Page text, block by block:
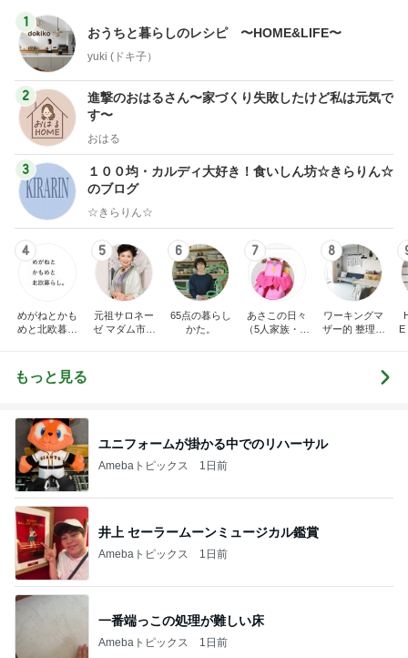
1
おうちと暮らしのレシピ 〜HOME&LIFE〜
yuki (ドキ子）
2
進撃のおはるさん〜家づくり失敗したけど私は元気で
す〜
おはる
3
１００均・カルディ大好き！食いしん坊☆きらりん☆
のブログ
☆きらりん☆
4
めがねとかも
めと北欧暮ら
5
元祖サロネー
ゼ マダム市川
6
65点の暮らし
かた。
7
あさこの日々
（5人家族・投
8
ワーキングマ
ザー的 整理収
E
もっと見る
ユニフォームが掛かる中でのリハーサル
Amebaトピックス 1日前
井上 セーラームーンミュージカル鑑賞
Amebaトピックス 1日前
一番端っこの処理が難しい床
Amebaトピックス 1日前